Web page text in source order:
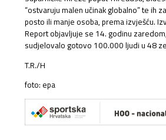
“ostvaruju malen učinak globalno” te ih
posto ili manje osoba, prema izvješću.
Report objavljuje se 14. godinu
sudjelovalo gotovo 100.000 ljudi u 48
T.R./H
foto: epa